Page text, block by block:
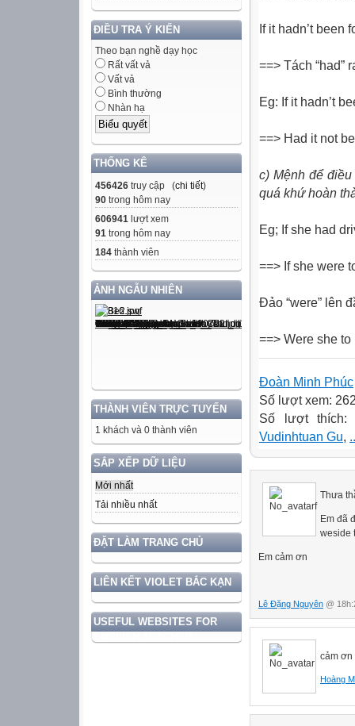
ĐIỀU TRA Ý KIẾN
Theo bạn nghề dạy học
Rất vất vả
Vất vả
Bình thường
Nhàn hạ
THỐNG KÊ
456426 truy cập (chi tiết)
90 trong hôm nay
606941 lượt xem
91 trong hôm nay
184 thành viên
ẢNH NGẪU NHIÊN
THÀNH VIÊN TRỰC TUYẾN
1 khách và 0 thành viên
SẮP XẾP DỮ LIỆU
Mới nhất
Tải nhiều nhất
ĐẶT LÀM TRANG CHỦ
LIÊN KẾT VIOLET BẮC KẠN
USEFUL WEBSITES FOR
If it hadn’t been
==> Tách “had”
Eg: If it hadn’t
==> Had it not
c) Mệnh để
quá khứ hoàn
Eg; If she had
==> If she were
Đảo “were” lên
==> Were she
Đoàn Minh Phúc
Số lượt xem:
Số lượt
Vudinhtuan Gu,
Thưa
Em đã
weside
Em cảm ơn
Lê Đặng Nguyên @
cảm ơn
Hoàng